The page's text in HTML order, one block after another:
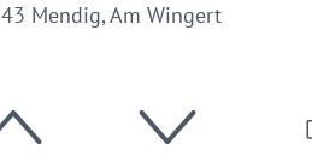
Mendig, Am Wingert